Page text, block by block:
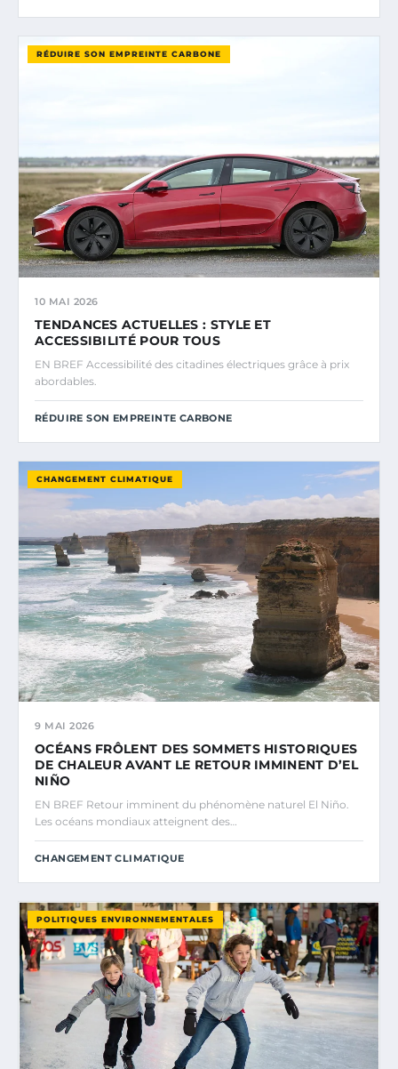
RÉDUIRE SON EMPREINTE CARBONE
10 MAI 2026
TENDANCES ACTUELLES : STYLE ET
ACCESSIBILITÉ POUR TOUS
EN BREF Accessibilité des citadines électriques grâce à prix
abordables.
RÉDUIRE SON EMPREINTE CARBONE
CHANGEMENT CLIMATIQUE
9 MAI 2026
OCÉANS FRÔLENT DES SOMMETS HISTORIQUES
DE CHALEUR AVANT LE RETOUR IMMINENT D’EL
NIÑO
EN BREF Retour imminent du phénomène naturel El Niño.
Les océans mondiaux atteignent des…
CHANGEMENT CLIMATIQUE
POLITIQUES ENVIRONNEMENTALES